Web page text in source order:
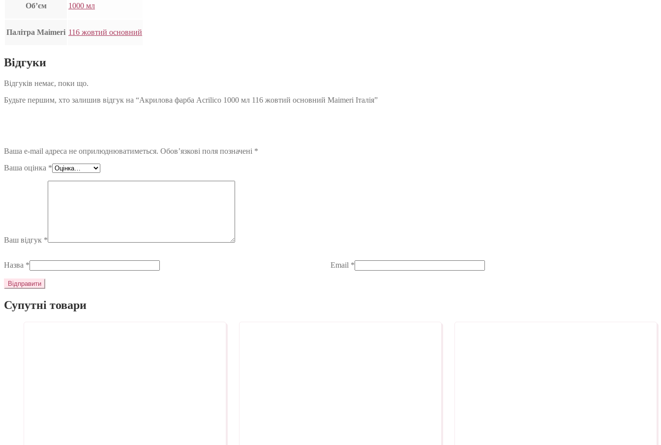
Об’єм 1000 мл
Палітра Maimeri 116 жовтий основний
Відгуки
Відгуків немає, поки що.
Будьте першим, хто залишив відгук на “Акрилова фарба Acrilico 1000 мл 116 жовтий основний Maimeri Італія”
Ваша e-mail адреса не оприлюднюватиметься. Обов’язкові поля позначені *
Ваша оцінка *
Ваш відгук *
Назва * Email *
Супутні товари